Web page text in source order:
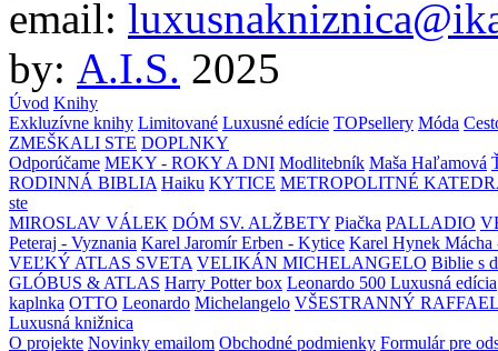
email:
by: A.I.S. 2025
Úvod Knihy
Exkluzívne knihy Limitované Luxusné edície TOPsellery Móda
ZMEŠKALI STE DOPLNKY
Odporúčame MEKY - ROKY A DNI Modlitebník Maša Haľamová
RODINNÁ BIBLIA Haiku KYTICE METROPOLITNÉ
ste
MIROSLAV VÁLEK DÓM SV. ALŽBETY Piačka PALLADIO
Peteraj - Vyznania Karel Jaromír Erben - Kytice Karel Hynek Mácha
VEĽKÝ ATLAS SVETA VELIKÁN MICHELANGELO Biblie s
GLÓBUS & ATLAS Harry Potter box Leonardo 500 Luxusná edícia
kaplnka OTTO Leonardo Michelangelo VŠESTRANNÝ
Luxusná knižnica
O projekte Novinky emailom Obchodné podmienky Formulár pre